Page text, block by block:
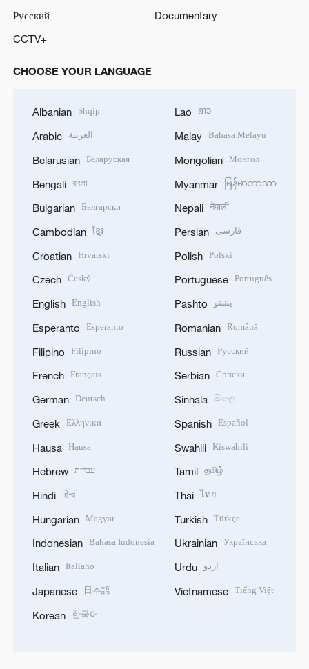
Русский
Documentary
CCTV+
CHOOSE YOUR LANGUAGE
Albanian Shqip
Arabic العربية
Belarusian Беларуская
Bengali বাংলা
Bulgarian Български
Cambodian ខ្មែរ
Croatian Hrvatski
Czech Český
English English
Esperanto Esperanto
Filipino Filipino
French Français
German Deutsch
Greek Ελληνικά
Hausa Hausa
Hebrew עברית
Hindi हिन्दी
Hungarian Magyar
Indonesian Bahasa Indonesia
Italian Italiano
Japanese 日本語
Korean 한국어
Lao ລາວ
Malay Bahasa Melayu
Mongolian Монгол
Myanmar မြန်မာဘာသာ
Nepali नेपाली
Persian فارسی
Polish Polski
Portuguese Português
Pashto پښتو
Romanian Română
Russian Русский
Serbian Српски
Sinhala සිංහල
Spanish Español
Swahili Kiswahili
Tamil தமிழ்
Thai ไทย
Turkish Türkçe
Ukrainian Українська
Urdu اردو
Vietnamese Tiếng Việt